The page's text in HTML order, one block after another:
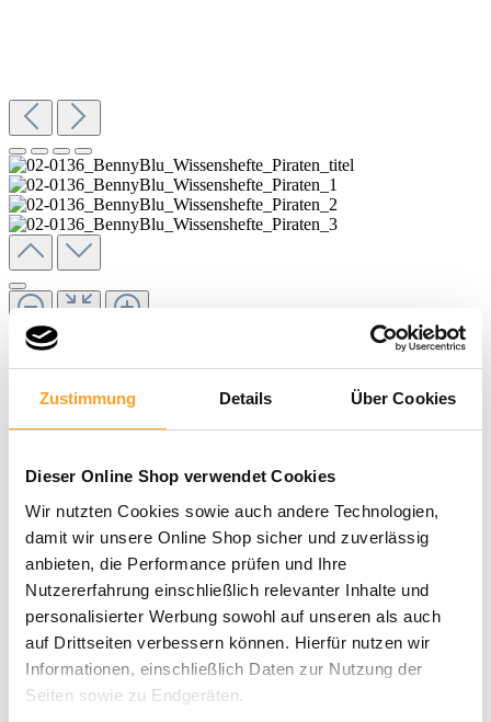
Zustimmung Details Über Cookies
Dieser Online Shop verwendet Cookies
Wir nutzten Cookies sowie auch andere Technologien,
damit wir unsere Online Shop sicher und zuverlässig
anbieten, die Performance prüfen und Ihre
Nutzererfahrung einschließlich relevanter Inhalte und
personalisierter Werbung sowohl auf unseren als auch
auf Drittseiten verbessern können. Hierfür nutzen wir
Informationen, einschließlich Daten zur Nutzung der
Seiten sowie zu Endgeräten.
2,45 €
inkl. MwSt. |zzgl. Versandkosten